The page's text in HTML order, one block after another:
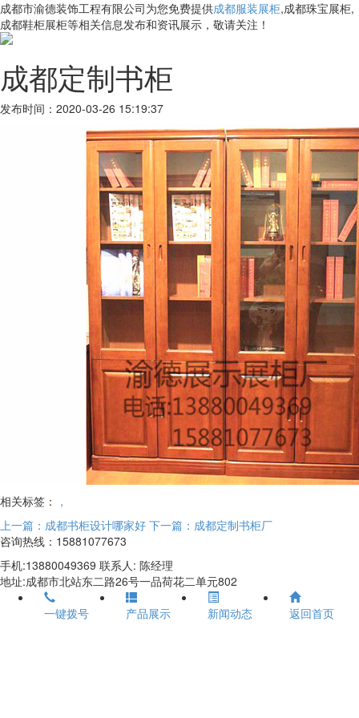
成都市渝德装饰工程有限公司为您免费提供成都服装展柜,成都珠宝展柜,
成都鞋柜展柜等相关信息发布和资讯展示，敬请关注！
成都定制书柜
发布时间：2020-03-26 15:19:37
相关标签： ，
上一篇：成都书柜设计哪家好 下一篇：成都定制书柜厂
咨询热线：15881077673
手机:13880049369 联系人: 陈经理
地址:成都市北站东二路26号一品荷花二单元802
一键拨号
产品展示 新闻动态 返回首页